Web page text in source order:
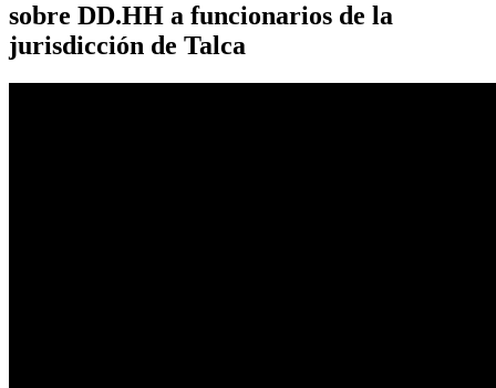
sobre DD.HH a funcionarios de la
jurisdicción de Talca